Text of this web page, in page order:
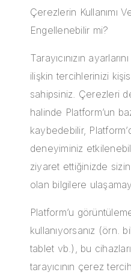
Çerezlerin Kullanımı
Engellenebilir mi?
Tarayıcınızın
ilişkin tercihlerinizi
sahipsiniz. Çerezleri
halinde Platform’un
kaybedebilir,
deneyiminiz
ziyaret ettiğinizde
olan bilgilere
Platform’u
kullanıyorsanız (örn.
tablet vb.), bu
tarayıcının çerez